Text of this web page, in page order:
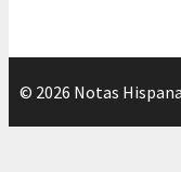
© 2026 Notas